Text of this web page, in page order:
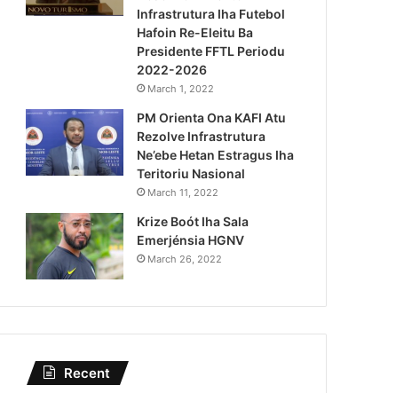
Kazu Transferénsia
Singapura, Advogadu
Infrastrutura Iha Futebol
Hafoin Re-Eleitu Ba
Presidente FFTL Periodu
2022-2026
March 1, 2022
PM Orienta Ona KAFI Atu
Rezolve Infrastrutura
Ne’ebe Hetan Estragus Iha
Teritoriu Nasional
March 11, 2022
Krize Boót Iha Sala
Emerjénsia HGNV
March 26, 2022
Recent